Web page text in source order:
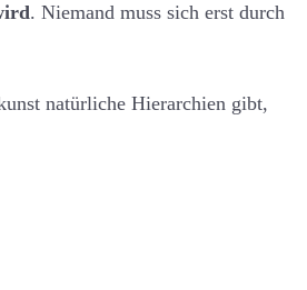
. Niemand muss sich erst durch
natürliche Hierarchien gibt,